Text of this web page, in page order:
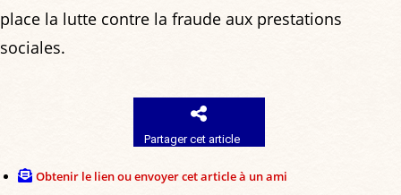
place la lutte contre la fraude aux prestations
sociales.
Partager cet article
Obtenir le lien ou envoyer cet article à un ami